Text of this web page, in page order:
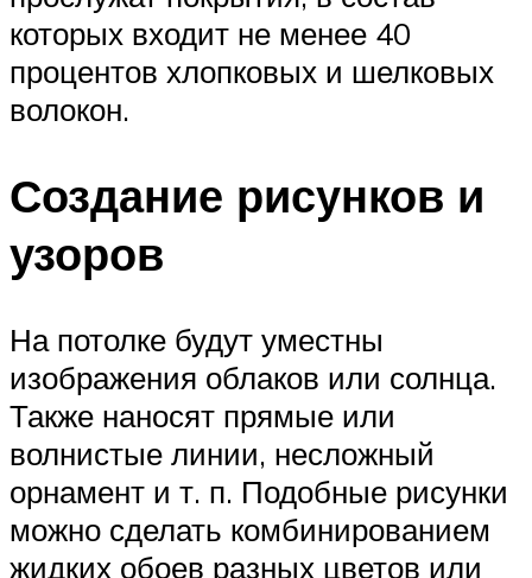
которых входит не менее 40
процентов хлопковых и шелковых
волокон.
Создание рисунков и
узоров
На потолке будут уместны
изображения облаков или солнца.
Также наносят прямые или
волнистые линии, несложный
орнамент и т. п. Подобные рисунки
можно сделать комбинированием
жидких обоев разных цветов или